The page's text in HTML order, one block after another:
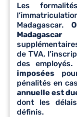
Les
Madagascar.
Madagascar
de TVA,
des employés.
imposées
pénalités en
annuelle est
dont les
définis.